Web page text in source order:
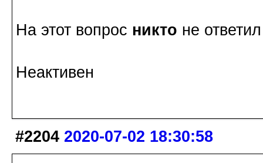
На этот вопрос никто не
Неактивен
#2204 2020-07-02 18:30:58